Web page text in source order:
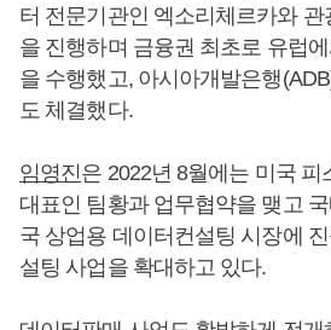
터 전문기관인 엑소리체르카와 관
을 진행하며 금융권 최초로 유럽
을 수행했고, 아시아개발은행
도 체결했다.
임영진은 2022년 8월에는 미국
대표인 팀황과 업무협약을 맺고
국 상업용 데이터컨설팅 시장에
설팅 사업을 확대하고 있다.